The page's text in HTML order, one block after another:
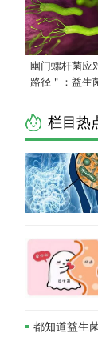
幽门螺杆菌应
路径＂：益生
实际对比
栏目热
都知道益生